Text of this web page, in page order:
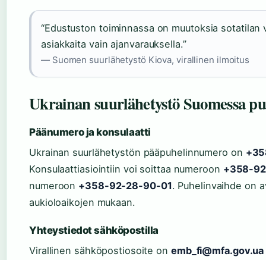
“Edustuston toiminnassa on muutoksia sotatilan
asiakkaita vain ajanvarauksella.”
— Suomen suurlähetystö Kiova, virallinen ilmoitus
Ukrainan suurlähetystö Suomessa
Päänumero ja konsulaatti
Ukrainan suurlähetystön pääpuhelinnumero on
Konsulaattiasiointiin voi soittaa numeroon +358-
numeroon +358-92-28-90-01. Puhelinvaihde on
aukioloaikojen mukaan.
Yhteystiedot sähköpostilla
Virallinen sähköpostiosoite on emb_fi@mfa.gov.ua